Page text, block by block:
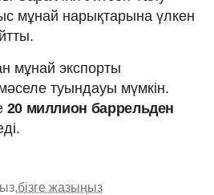
мұнай нарықтарына үлкен
мұнай экспорты
туындауы мүмкін.
20 миллион баррельден
бізге жазыңыз